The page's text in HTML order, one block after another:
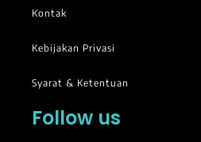
Kontak
Kebijakan Privasi
Syarat & Ketentuan
Follow us